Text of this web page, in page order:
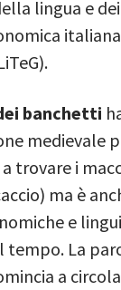
lingua e
banchetti
medievale
trovare i
ma è
e
tempo. La
a